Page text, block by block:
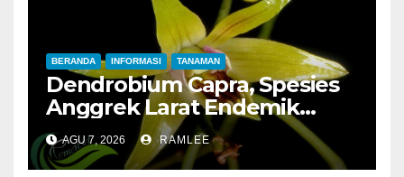
BERANDA INFORMASI TANAMAN
Dendrobium Capra, Spesies
Anggrek Larat Endemik
Pulau Jawa yang Mulai
Langka di Alam Liar
AGU 7, 2026 RAMLEE